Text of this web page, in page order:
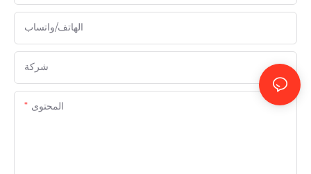
الهاتف/واتساب
شركة
المحتوى